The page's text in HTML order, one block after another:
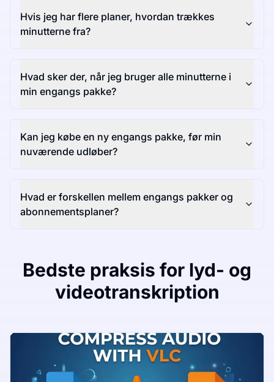
Hvis jeg har flere planer, hvordan trækkes
minutterne fra?
Hvad sker der, når jeg bruger alle minutterne i
min engangs pakke?
Kan jeg købe en ny engangs pakke, før min
nuværende udløber?
Hvad er forskellen mellem engangs pakker og
abonnementsplaner?
Bedste praksis for lyd- og
videotranskription